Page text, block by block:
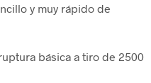
y muy rápido de
básica a tiro de 2500